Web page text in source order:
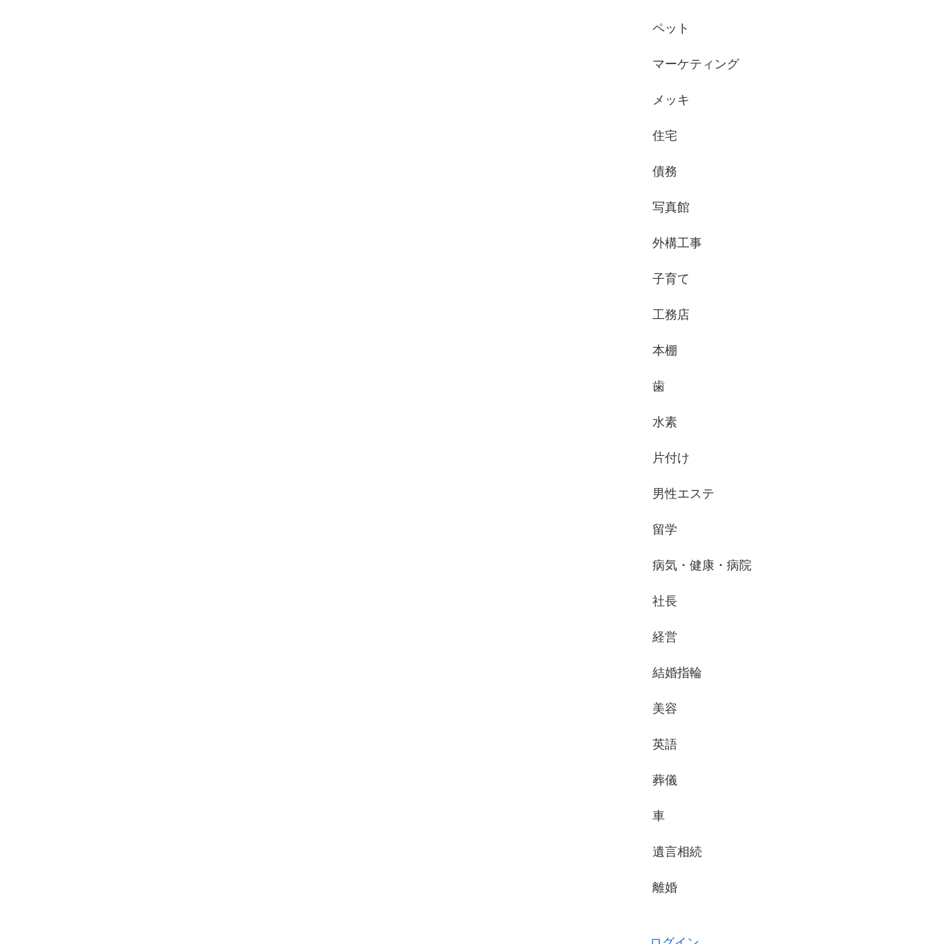
ペット
マーケティング
メッキ
住宅
債務
写真館
外構工事
子育て
工務店
本棚
歯
水素
片付け
男性エステ
留学
病気・健康・病院
社長
経営
結婚指輪
美容
英語
葬儀
車
遺言相続
離婚